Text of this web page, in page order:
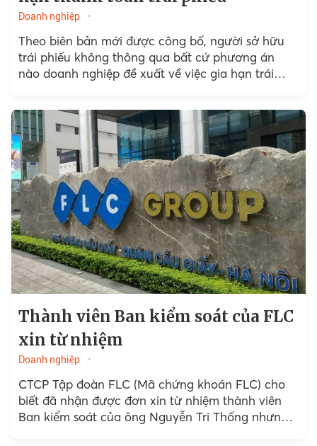
Doanh nghiệp
Theo biên bản mới được công bố, người sở hữu
trái phiếu không thông qua bất cứ phương án
nào doanh nghiệp đề xuất về việc gia hạn trái
Thành viên Ban kiểm soát của FLC
xin từ nhiệm
Doanh nghiệp
CTCP Tập đoàn FLC (Mã chứng khoán FLC) cho
biết đã nhận được đơn xin từ nhiệm thành viên
Ban kiểm soát của ông Nguyễn Tri Thống nhưng